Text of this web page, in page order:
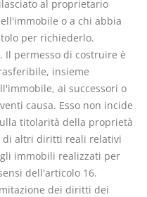
al proprietario
o a chi abbia
per richiederlo.
Il permesso di costruire è
insieme
ai successori o
causa. Esso non incide
titolarità della proprietà
di altri diritti reali relativi
immobili realizzati per
dell'articolo 16.
dei diritti dei
D. Minussi
Versione ebook
(iva incl.)